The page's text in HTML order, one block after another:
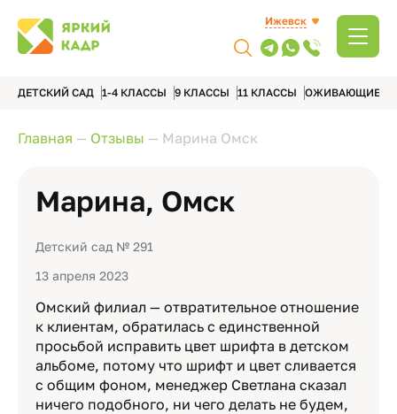
Ижевск
ДЕТСКИЙ САД 1-4 КЛАССЫ 9 КЛАССЫ 11 КЛАССЫ ОЖИВАЮЩИЕ
Главная — Отзывы — Марина Омск
Марина, Омск
Детский сад № 291
13 апреля 2023
Омский филиал — отвратительное отношение
к клиентам, обратилась с единственной
просьбой исправить цвет шрифта в детском
альбоме, потому что шрифт и цвет сливается
с общим фоном, менеджер Светлана сказал
ничего подобного, ни чего делать не будем,